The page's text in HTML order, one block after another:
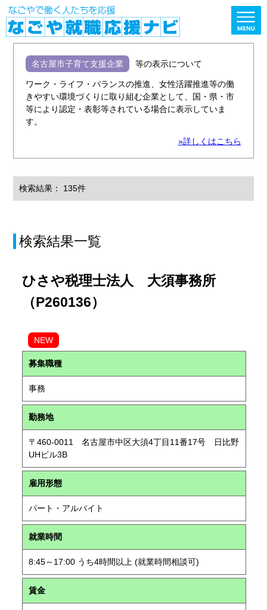
名古屋市子育て支援企業 等の表示について
ワーク・ライフ・バランスの推進、女性活躍推進等の働
きやすい環境づくりに取り組む企業として、国・県・市
等により認定・表彰等されている場合に表示していま
す。
»詳しくはこちら
検索結果： 135件
検索結果一覧
ひさや税理士法人 大須事務所
（P260136）
NEW
募集職種
事務
勤務地
〒460-0011 名古屋市中区大須4丁目11番17号 日比野
UHビル3B
雇用形態
パート・アルバイト
就業時間
8:45～17:00 うち4時間以上 (就業時間相談可)
賃金